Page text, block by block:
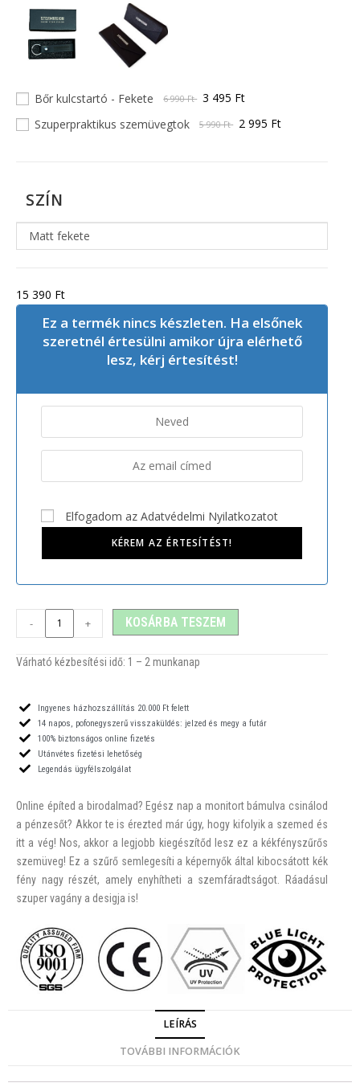
Bőr kulcstartó - Fekete 6 990 Ft
3 495 Ft
Szuperpraktikus szemüvegtok
5 990 Ft 2 995 Ft
SZÍN
Matt fekete
15 390 Ft
Ez a termék nincs készleten. Ha elsőnek
szeretnél értesülni amikor újra elérhető
lesz, kérj értesítést!
Elfogadom az Adatvédelmi Nyilatkozatot
- + KOSÁRBA TESZEM
Várható kézbesítési idő: 1 – 2 munkanap
Ingyenes házhozszállítás 20.000 Ft felett
14 napos, pofonegyszerű visszaküldés: jelzed és megy a futár
100% biztonságos online fizetés
Utánvétes fizetési lehetőség
Legendás ügyfélszolgálat
Online építed a birodalmad? Egész nap a monitort bámulva csinálod
a pénzesőt? Akkor te is érezted már úgy, hogy kifolyik a szemed és
itt a vég!Nos, akkor a legjobb kiegészítőd lesz ez a kékfényszűrős
szemüveg! Ez a szűrő semlegesíti a képernyők által kibocsátott kék
fény nagy részét, amely enyhítheti a szemfáradtságot. Ráadásul
szuper vagány a desigja is!
LEÍRÁS
TOVÁBBI INFORMÁCIÓK